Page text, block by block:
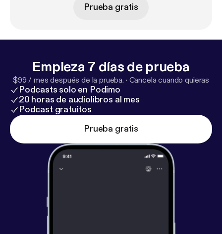
Prueba gratis
Empieza 7 días de prueba
$99 / mes después de la prueba. · Cancela cuando quieras
Podcasts solo en Podimo
20 horas de audiolibros al mes
Podcast gratuitos
Prueba gratis